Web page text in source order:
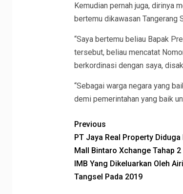
Kemudian pernah juga, dirinya
bertemu dikawasan Tangerang
“Saya bertemu beliau Bapak
tersebut, beliau mencatat
berkordinasi dengan saya,
“Sebagai warga negara yang
demi pemerintahan yang baik
Previous
PT Jaya Real Property
Mall Bintaro Xchange Tahap
IMB Yang Dikeluarkan Oleh
Tangsel Pada 2019